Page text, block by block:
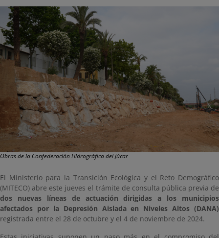
Obras de la Confederación Hidrográfica del Júcar
El Ministerio para la Transición Ecológica y el Reto Demográfico
(MITECO) abre este jueves el trámite de consulta pública previa de
dos nuevas líneas de actuación dirigidas a los municipios
afectados por la Depresión Aislada en Niveles Altos (DANA)
registrada entre el 28 de octubre y el 4 de noviembre de 2024.